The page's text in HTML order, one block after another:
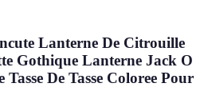
Lanterne De Citrouille
Gothique Lanterne Jack O
De Tasse Coloree Pour